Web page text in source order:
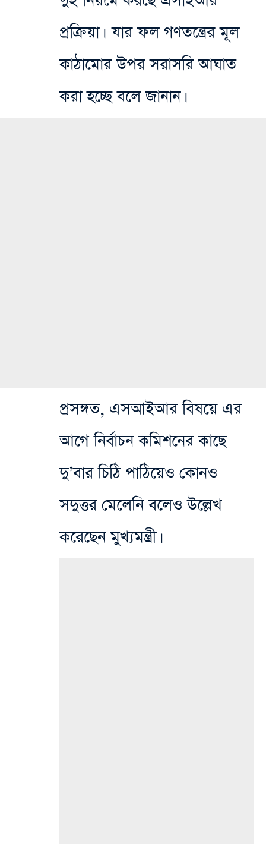
প্রক্রিয়া। যার ফল গণতন্ত্রের মূল
কাঠামোর উপর সরাসরি আঘাত
করা হচ্ছে বলে জানান।
প্রসঙ্গত, এস‌আইআর বিষয়ে এর
আগে নির্বাচন কমিশনের কাছে
দু’বার চিঠি পাঠিয়েও কোনও
সদুত্তর মেলেনি বলেও উল্লেখ
করেছেন মুখ্যমন্ত্রী।